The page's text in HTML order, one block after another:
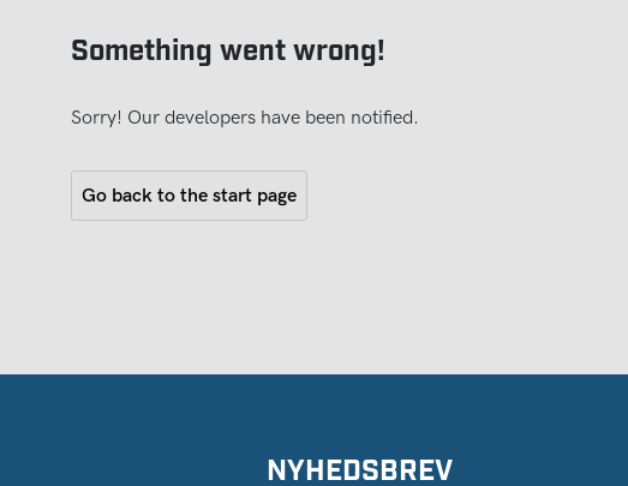
Something went wrong!
Sorry! Our developers have been notified.
Go back to the start page
NYHEDSBREV